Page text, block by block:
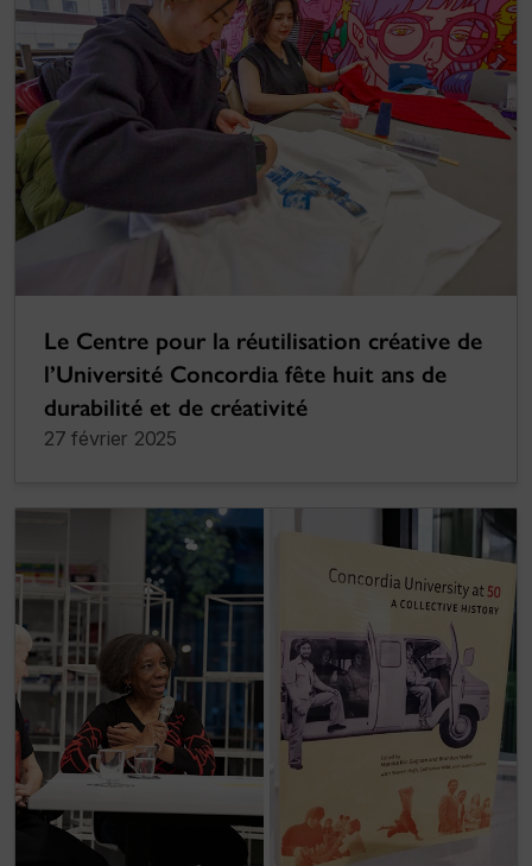
Le Centre pour la réutilisation créative de
l’Université Concordia fête huit ans de
durabilité et de créativité
27 février 2025